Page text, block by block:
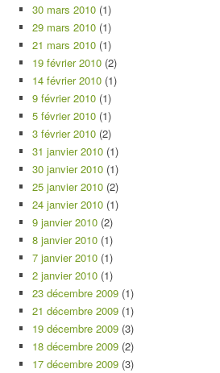
30 mars 2010 (1)
29 mars 2010 (1)
21 mars 2010 (1)
19 février 2010 (2)
14 février 2010 (1)
9 février 2010 (1)
5 février 2010 (1)
3 février 2010 (2)
31 janvier 2010 (1)
30 janvier 2010 (1)
25 janvier 2010 (2)
24 janvier 2010 (1)
9 janvier 2010 (2)
8 janvier 2010 (1)
7 janvier 2010 (1)
2 janvier 2010 (1)
23 décembre 2009 (1)
21 décembre 2009 (1)
19 décembre 2009 (3)
18 décembre 2009 (2)
17 décembre 2009 (3)